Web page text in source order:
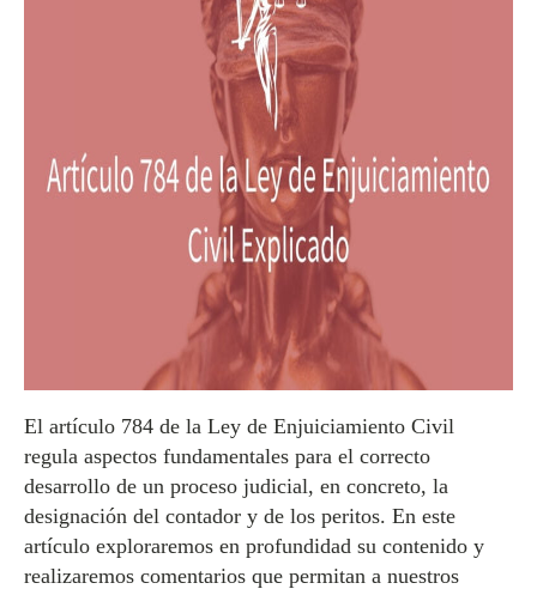
El artículo 784 de la Ley de Enjuiciamiento Civil
regula aspectos fundamentales para el correcto
desarrollo de un proceso judicial, en concreto, la
designación del contador y de los peritos. En este
artículo exploraremos en profundidad su contenido y
realizaremos comentarios que permitan a nuestros